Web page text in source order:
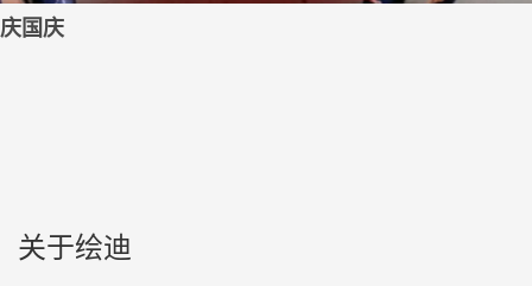
庆国庆
关于绘迪